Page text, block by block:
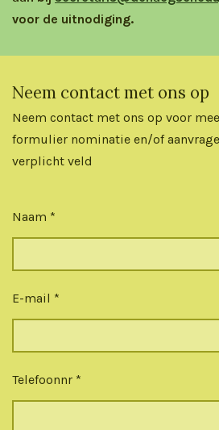
voor de uitnodiging.
Neem contact met ons op
Neem contact met ons op voor
formulier nominatie en/of
verplicht veld
Naam *
E-mail *
Telefoonnr *